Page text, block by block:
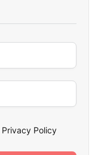
Privacy Policy